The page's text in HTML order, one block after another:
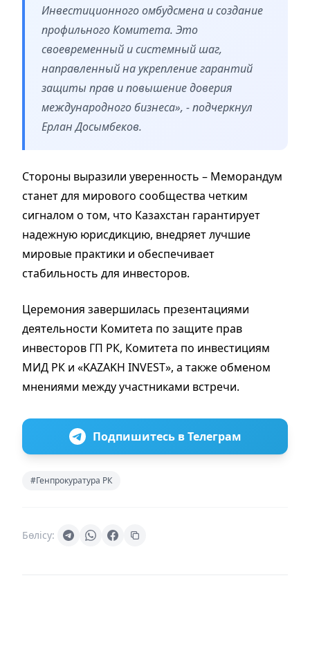
Инвестиционного омбудсмена и создание
профильного Комитета. Это
своевременный и системный шаг,
направленный на укрепление гарантий
защиты прав и повышение доверия
международного бизнеса», - подчеркнул
Ерлан Досымбеков.
Стороны выразили уверенность – Меморандум
станет для мирового сообщества четким
сигналом о том, что Казахстан гарантирует
надежную юрисдикцию, внедряет лучшие
мировые практики и обеспечивает
стабильность для инвесторов.
Церемония завершилась презентациями
деятельности Комитета по защите прав
инвесторов ГП РК, Комитета по инвестициям
МИД РК и «KAZAKH INVEST», а также обменом
мнениями между участниками встречи.
Подпишитесь в Телеграм
#Генпрокуратура РК
Бөлісу: